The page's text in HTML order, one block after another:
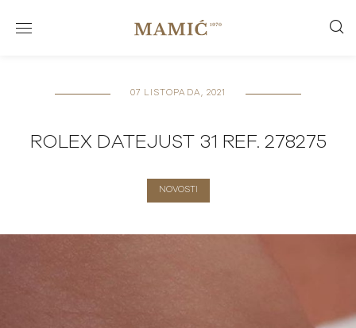
07 LISTOPADA, 2021
ROLEX DATEJUST 31 REF. 278275
NOVOSTI